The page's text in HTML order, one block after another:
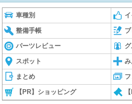
車種別 イ
整備手帳
パーツレビュー
スポット み
まとめ
【PR】ショッピング